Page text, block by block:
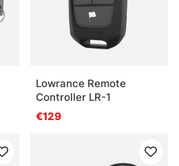
Lowrance Remote
Controller LR-1
€129